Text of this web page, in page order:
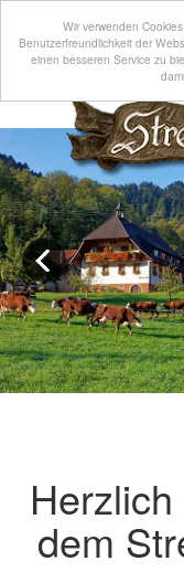
Wir verwenden
Benutzerfreundlichkeit der
einen besseren Service zu
dem